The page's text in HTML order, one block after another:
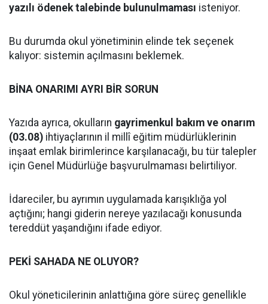
yazılı ödenek talebinde bulunulmaması isteniyor.
Bu durumda okul yönetiminin elinde tek seçenek
kalıyor: sistemin açılmasını beklemek.
BİNA ONARIMI AYRI BİR SORUN
Yazıda ayrıca, okulların gayrimenkul bakım ve onarım
(03.08) ihtiyaçlarının il millî eğitim müdürlüklerinin
inşaat emlak birimlerince karşılanacağı, bu tür talepler
için Genel Müdürlüğe başvurulmaması belirtiliyor.
İdareciler, bu ayrımın uygulamada karışıklığa yol
açtığını; hangi giderin nereye yazılacağı konusunda
tereddüt yaşandığını ifade ediyor.
PEKİ SAHADA NE OLUYOR?
Okul yöneticilerinin anlattığına göre süreç genellikle